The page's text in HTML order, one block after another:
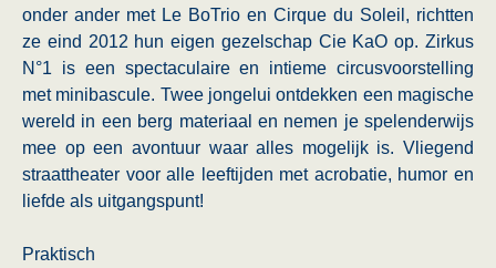
onder ander met Le BoTrio en Cirque du Soleil, richtten
ze eind 2012 hun eigen gezelschap Cie KaO op. Zirkus
N°1 is een spectaculaire en intieme circusvoorstelling
met minibascule. Twee jongelui ontdekken een magische
wereld in een berg materiaal en nemen je spelenderwijs
mee op een avontuur waar alles mogelijk is. Vliegend
straattheater voor alle leeftijden met acrobatie, humor en
liefde als uitgangspunt!
Praktisch